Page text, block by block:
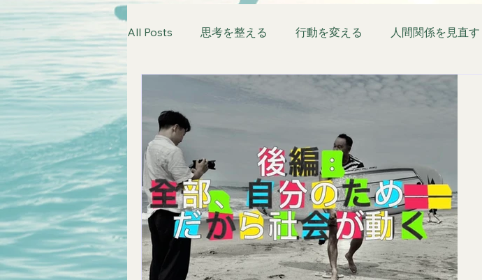
All Posts 思考を整える 行動を変える 人間関係を見直す